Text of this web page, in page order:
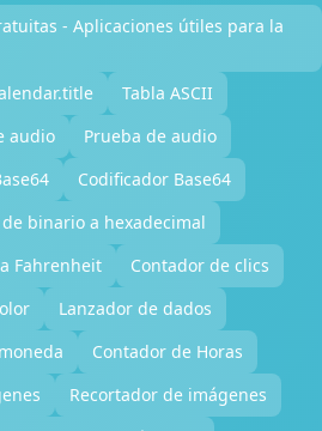
- Aplicaciones útiles para la
Tabla ASCII
audio
Prueba de audio
Codificador Base64
binario a hexadecimal
Fahrenheit
Contador de clics
Lanzador de dados
Contador de Horas
Recortador de imágenes